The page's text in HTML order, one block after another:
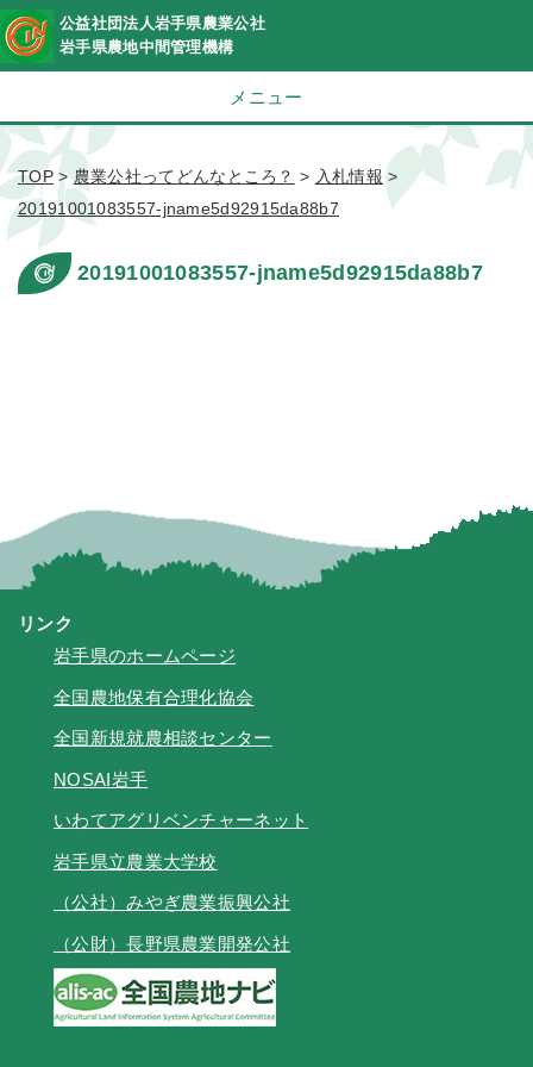
公益社団法人岩手県農業公社
岩手県農地中間管理機構
メニュー
TOP>農業公社ってどんなところ？ > 入札情報 >
20191001083557-jname5d92915da88b7
20191001083557-jname5d92915da88b7
リンク
岩手県のホームページ
全国農地保有合理化協会
全国新規就農相談センター
NOSAI岩手
いわてアグリベンチャーネット
岩手県立農業大学校
（公社）みやぎ農業振興公社
（公財）長野県農業開発公社